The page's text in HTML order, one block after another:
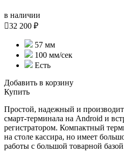
в наличии
32 200 ₽
57 мм
100 мм/сек
Есть
Добавить в корзину
Купить
Простой, надежный и
смарт-терминала на Android и
регистратором. Компактный
на столе кассира, но имеет
работы с большой товарной